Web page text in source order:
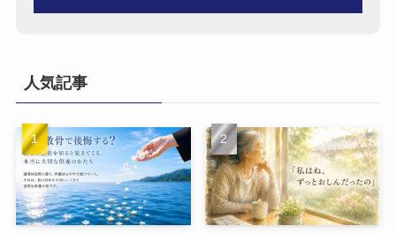
人気記事